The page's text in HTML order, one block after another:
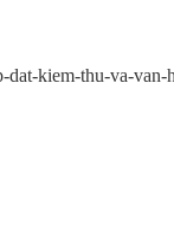
kiem-thu-va-